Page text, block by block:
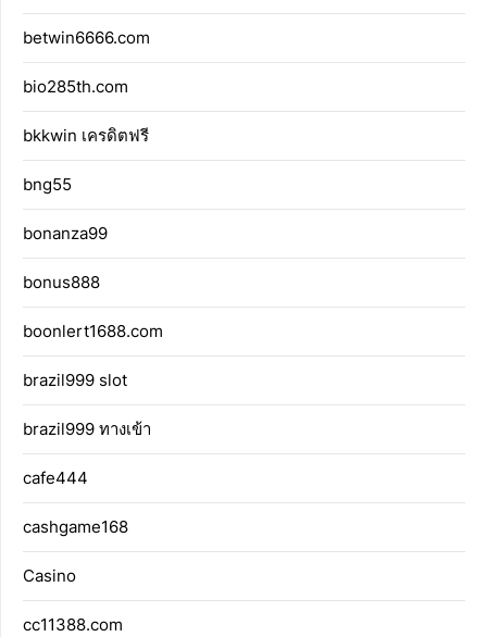
betwin6666.com
bio285th.com
bkkwin เครดิตฟรี
bng55
bonanza99
bonus888
boonlert1688.com
brazil999 slot
brazil999 ทางเข้า
cafe444
cashgame168
Casino
cc11388.com